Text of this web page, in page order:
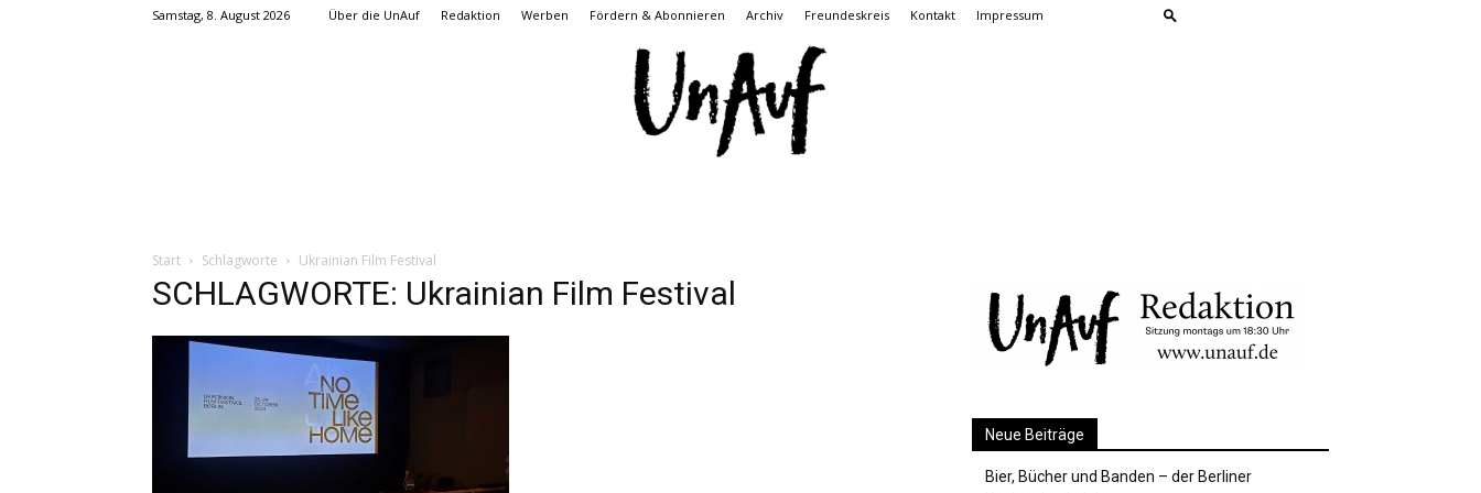
Samstag, 8. August 2026 Über die UnAuf Redaktion Werben Fördern & Abonnieren Archiv Freundeskreis Kontakt Impressum
Start Schlagworte Ukrainian Film Festival
SCHLAGWORTE: Ukrainian Film Festival
Neue Beiträge
Bier, Bücher und Banden – der Berliner